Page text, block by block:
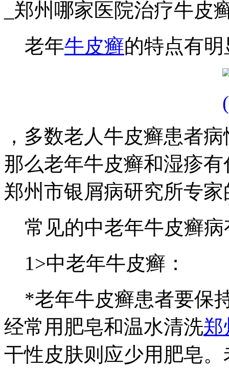
_郑州哪家医院治疗牛皮
老年牛皮癣的特点有
，多数老人牛皮癣患者
那么老年牛皮癣和湿疹
郑州市银屑病研究所专
常见的中老年牛皮癣病
1>中老年牛皮癣：
*老年牛皮癣患者要保
经常用肥皂和温水清洗郑
干性皮肤则应少用肥皂